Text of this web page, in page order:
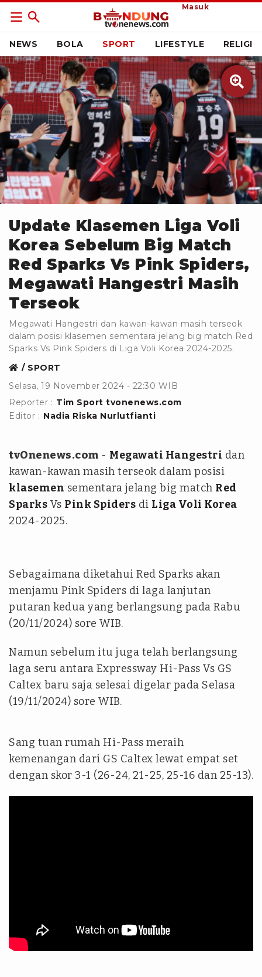
Masuk
NEWS BOLA SPORT LIFESTYLE RELIGI

Instagram.com/red_sparks
Update Klasemen Liga Voli
Korea Sebelum Big Match
Red Sparks Vs Pink Spiders,
Megawati Hangestri Masih
Terseok
Megawati Hangestri dan kawan-kawan masih terseok
dalam posisi klasemen sementara jelang big match Red
Sparks Vs Pink Spiders di Liga Voli Korea 2024-2025.
SPORT
Selasa, 19 November 2024 - 22:30 WIB
Reporter : Tim Sport tvonenews.com
Editor : Nadia Riska Nurlutfianti
tvOnenews.com - Megawati Hangestri dan
kawan-kawan masih terseok dalam posisi
klasemen sementara jelang big match Red
Sparks Vs Pink Spiders di Liga Voli Korea
2024-2025.
Sebagaimana diketahui Red Sparks akan
menjamu Pink Spiders di laga lanjutan
putaran kedua yang berlangsung pada Rabu
(20/11/2024) sore WIB.
Namun sebelum itu juga telah berlangsung
laga seru antara Expressway Hi-Pass Vs GS
Caltex baru saja selesai digelar pada Selasa
(19/11/2024) sore WIB.
Sang tuan rumah Hi-Pass meraih
kemenangan dari GS Caltex lewat empat set
dengan skor 3-1 (26-24, 21-25, 25-16 dan 25-13).